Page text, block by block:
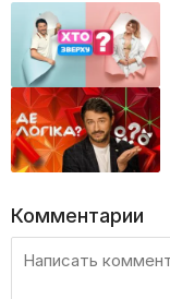
Комментарии